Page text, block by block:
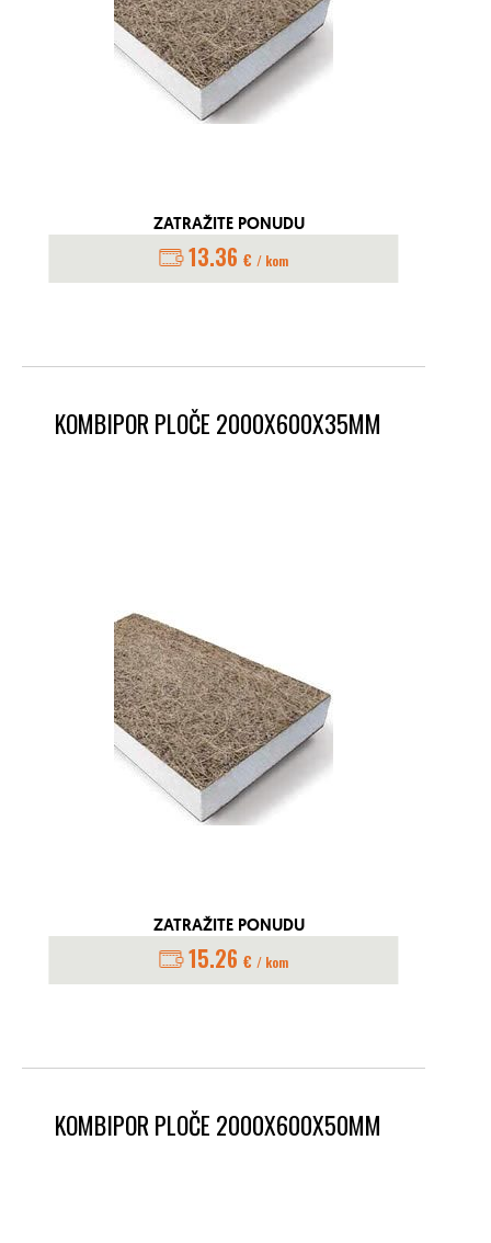
13.36 € / kom
ZATRAŽITE PONUDU
KOMBIPOR PLOČE 2000X600X35MM
15.26 € / kom
ZATRAŽITE PONUDU
KOMBIPOR PLOČE 2000X600X50MM